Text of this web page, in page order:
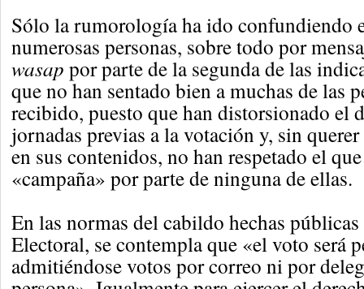
Sólo la rumorología ha ido confundiendo
numerosas personas, sobre todo por
wasap por parte de la segunda de las
que no han sentado bien a muchas de las
recibido, puesto que han distorsionado el
jornadas previas a la votación y, sin
en sus contenidos, no han respetado el
«campaña» por parte de ninguna de ellas.
En las normas del cabildo hechas
Electoral, se contempla que «el voto será
admitiéndose votos por correo ni por